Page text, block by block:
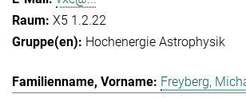
X5 1.2.22
Hochenergie Astrophysik
Freyberg,